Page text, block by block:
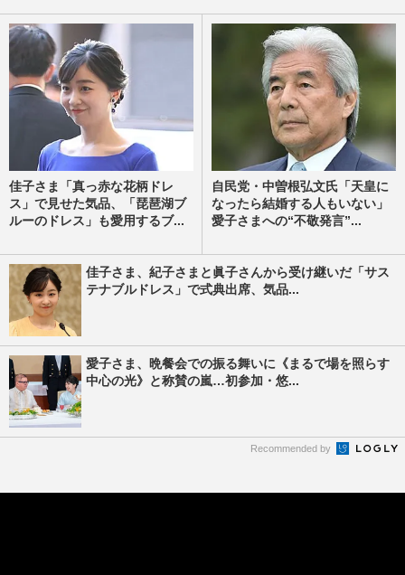
佳子さま「真っ赤な花柄ドレ
ス」で見せた気品、「琵琶湖ブ
ルーのドレス」も愛用するブ...
自民党・中曽根弘文氏「天皇に
なったら結婚する人もいない」
愛子さまへの“不敬発言”...
佳子さま、紀子さまと眞子さんから受け継いだ「サス
テナブルドレス」で式典出席、気品...
愛子さま、晩餐会での振る舞いに《まるで場を照らす
中心の光》と称賛の嵐…初参加・悠...
Recommended by